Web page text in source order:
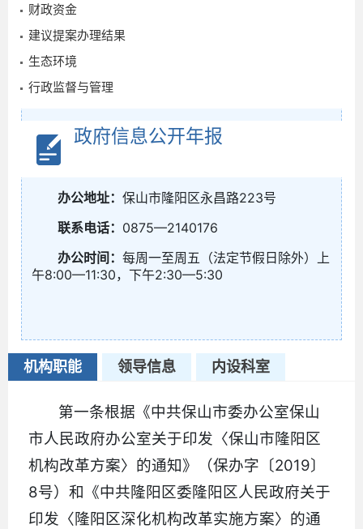
财政资金
建议提案办理结果
生态环境
行政监督与管理
政府信息公开年报
办公地址： 保山市隆阳区永昌路223号
联系电话： 0875—2140176
办公时间： 每周一至周五（法定节假日除外）上
午8:00—11:30，下午2:30—5:30
机构职能 领导信息 内设科室
第一条根据《中共保山市委办公室保山
市人民政府办公室关于印发〈保山市隆阳区
机构改革方案〉的通知》（保办字〔2019〕
8号）和《中共隆阳区委隆阳区人民政府关于
印发〈隆阳区深化机构改革实施方案〉的通